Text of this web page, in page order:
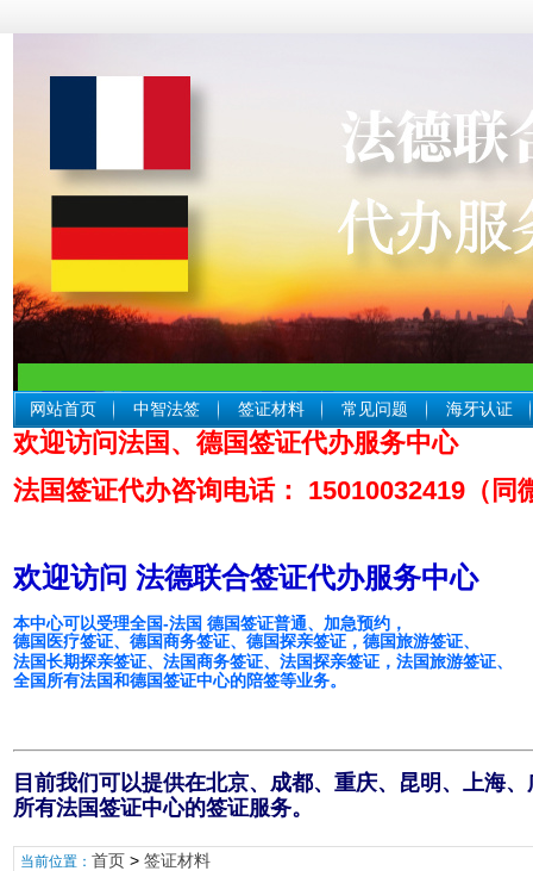
网站首页 中智法签 签证材料 常见问题 海牙认证
欢迎访问法国、德国签证代办服务中心中智
法国签证代办咨询电话： 15010032419（同
欢迎访问 法德联合签证代办服务中心
本中心可以受理全国-法国 德国签证普通、加急预约，
德国医疗签证、德国商务签证、德国探亲签证，德国旅游签证、
法国长期探亲签证、法国商务签证、法国探亲签证，法国旅游签证、
全国所有法国和德国签证中心的陪签等业务。
目前我们可以提供在北京、成都、重庆、昆明、上海
所有法国签证中心的签证服务。
当前位置： 首页> 签证材料